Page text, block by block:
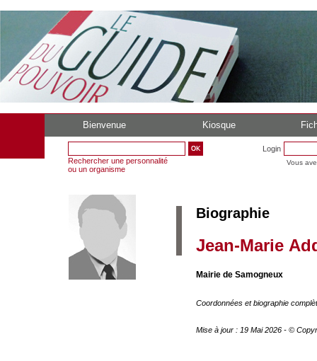
Bienvenue Kiosque
Rechercher une personnalité
ou un organisme
Login
Vous
Biographie
Jean-Marie
Mairie de Samogneux
Coordonnées et biographie
Mise à jour : 19 Mai 2026 - ©